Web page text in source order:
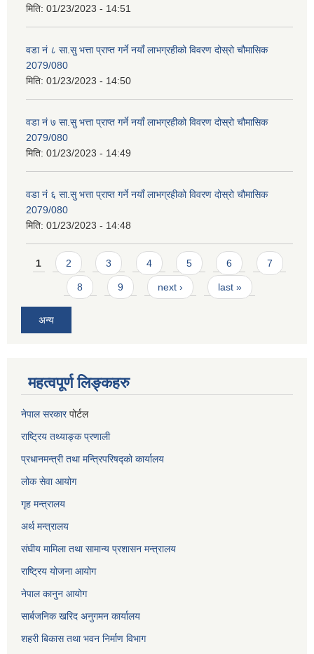
मिति: 01/23/2023 - 14:51
वडा नं ८ सा.सु भत्ता प्राप्त गर्ने नयाँ लाभग्रहीको विवरण दोस्रो चौमासिक
2079/080
मिति: 01/23/2023 - 14:50
वडा नं ७ सा.सु भत्ता प्राप्त गर्ने नयाँ लाभग्रहीको विवरण दोस्रो चौमासिक
2079/080
मिति: 01/23/2023 - 14:49
वडा नं ६ सा.सु भत्ता प्राप्त गर्ने नयाँ लाभग्रहीको विवरण दोस्रो चौमासिक
2079/080
मिति: 01/23/2023 - 14:48
Pages
1 2 3 4 5 6 7
8 9 next › last »
अन्य
महत्वपूर्ण लिङ्कहरु
नेपाल सरकारपोर्टल
राष्ट्रिय तथ्याङ्क प्रणाली
प्रधानमन्त्री तथा मन्त्रिपरिषद्को कार्यालय
लोक सेवाआयोग
गृह मन्त्रालय
अर्थ मन्त्रालय
संघीय मामिला तथा सामान्य प्रशासन मन्त्रालय
राष्ट्रिय योजना आयोग
नेपाल कानुन आयोग
सार्बजनिक खरिद अनुगमन कार्यालय
शहरी बिकास तथा भवन निर्माण विभाग